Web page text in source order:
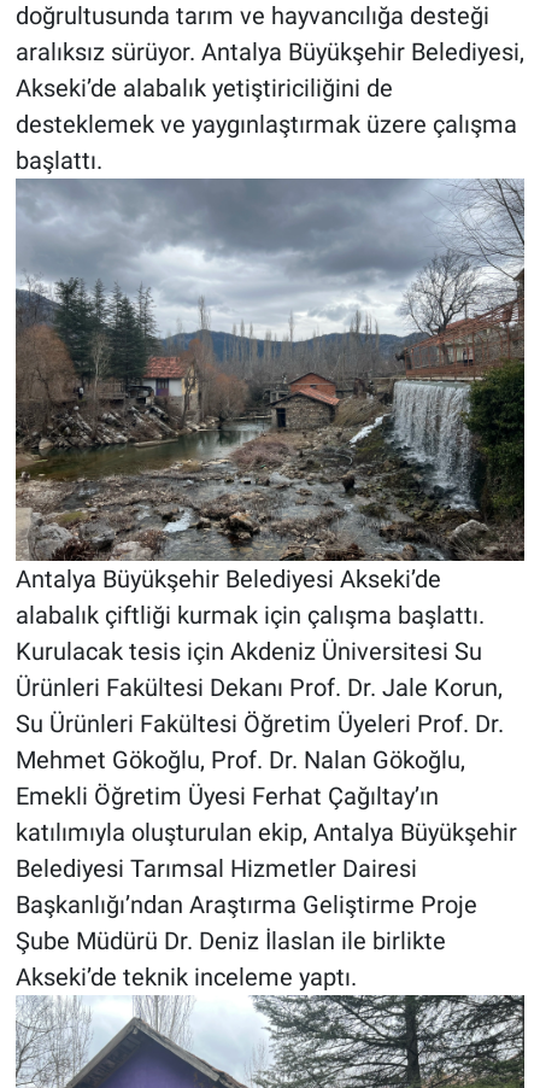
doğrultusunda tarım ve hayvancılığa desteği
aralıksız sürüyor. Antalya Büyükşehir Belediyesi,
Akseki’de alabalık yetiştiriciliğini de
desteklemek ve yaygınlaştırmak üzere çalışma
başlattı.
Antalya Büyükşehir Belediyesi Akseki’de
alabalık çiftliği kurmak için çalışma başlattı.
Kurulacak tesis için Akdeniz Üniversitesi Su
Ürünleri Fakültesi Dekanı Prof. Dr. Jale Korun,
Su Ürünleri Fakültesi Öğretim Üyeleri Prof. Dr.
Mehmet Gökoğlu, Prof. Dr. Nalan Gökoğlu,
Emekli Öğretim Üyesi Ferhat Çağıltay’ın
katılımıyla oluşturulan ekip, Antalya Büyükşehir
Belediyesi Tarımsal Hizmetler Dairesi
Başkanlığı’ndan Araştırma Geliştirme Proje
Şube Müdürü Dr. Deniz İlaslan ile birlikte
Akseki’de teknik inceleme yaptı.